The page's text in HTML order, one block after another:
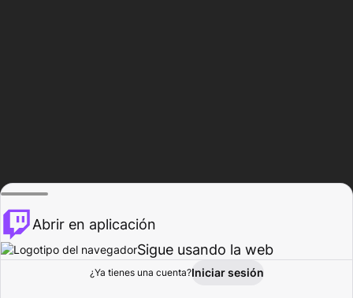
Explorar Actividad
Abrir en aplicación
Sigue usando la web
¿Ya tienes una cuenta?Iniciar sesión